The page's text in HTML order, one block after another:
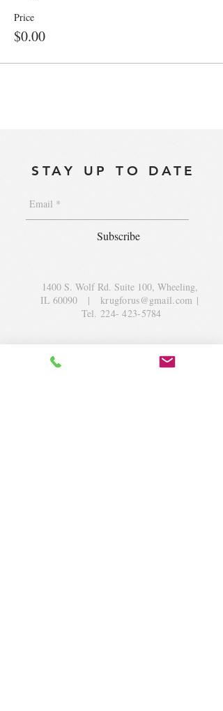
Price
$0.00
STAY UP TO DATE
Subscribe
1400 S. Wolf Rd. Suite 100, Wheeling,
IL 60090 |krugforus@gmail.com |
Tel.224- 423-5784